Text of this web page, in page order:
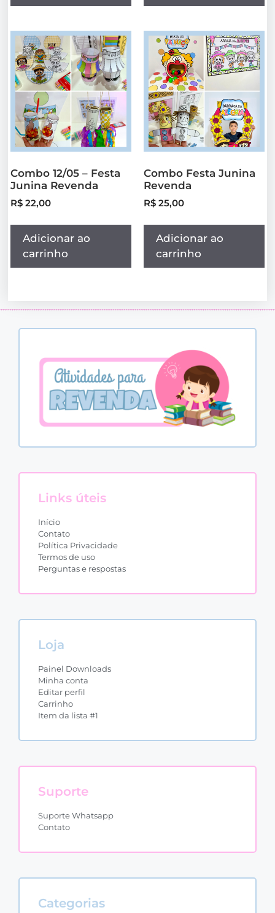
Combo 12/05 – Festa
Junina Revenda
R$ 22,00
Adicionar ao
carrinho
Combo Festa Junina
Revenda
R$ 25,00
Adicionar ao
carrinho
Links úteis
Início
Contato
Política Privacidade
Termos de uso
Perguntas e respostas
Loja
Painel Downloads
Minha conta
Editar perfil
Carrinho
Item da lista #1
Suporte
Suporte Whatsapp
Contato
Categorias